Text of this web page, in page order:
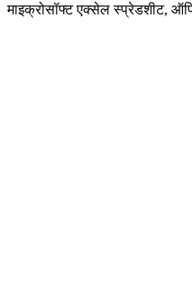
माइक्रोसॉफ्ट एक्सेल स्प्रेडशीट,